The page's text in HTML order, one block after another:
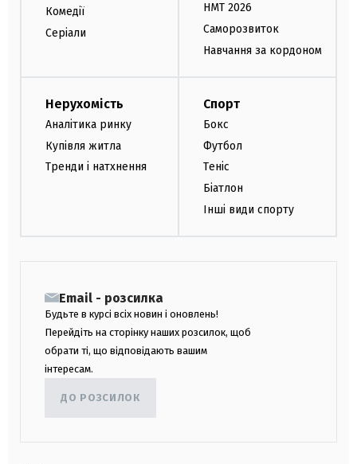
Комедії
Серіали
НМТ 2026
Саморозвиток
Навчання за кордоном
Нерухомість
Аналітика ринку
Купівля житла
Тренди і натхнення
Спорт
Бокс
Футбол
Теніс
Біатлон
Інші види спорту
Email - розсилка
Будьте в курсі всіх новин і оновлень!
Перейдіть на сторінку наших розсилок, щоб
обрати ті, що відповідають вашим
інтересам.
ДО РОЗСИЛОК